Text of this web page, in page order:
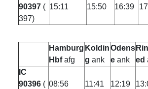
90397 (
397)
15:11 15:50 16:39
Hamburg
Hbfafg
Koldin
g ank
Odens
e ank
ed
IC
90396 ( 08:56 11:41 12:19